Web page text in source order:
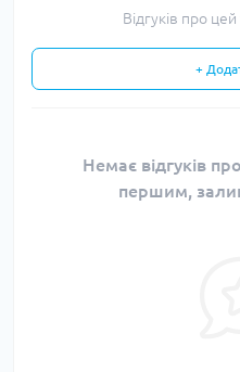
Відгуків про
+
Немає відгуків
першим,